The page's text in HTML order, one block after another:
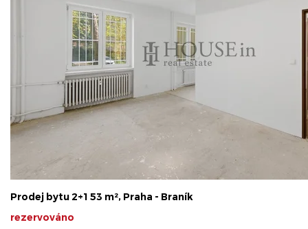
Prodej bytu 2+1 53 m², Praha - Braník
rezervováno